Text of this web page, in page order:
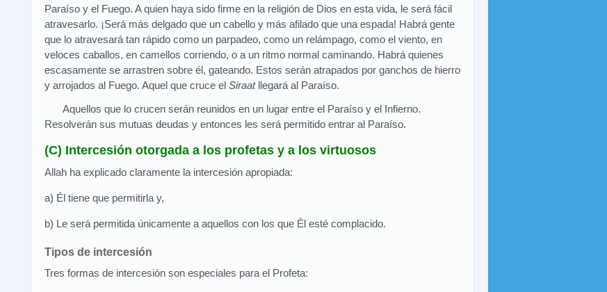
Paraíso y el Fuego. A quien haya sido firme en la religión de Dios en esta vida, le será fácil
atravesarlo. ¡Será más delgado que un cabello y más afilado que una espada! Habrá gente
que lo atravesará tan rápido como un parpadeo, como un relámpago, como el viento, en
veloces caballos, en camellos corriendo, o a un ritmo normal caminando. Habrá quienes
escasamente se arrastren sobre él, gateando. Estos serán atrapados por ganchos de hierro
y arrojados al Fuego. Aquel que cruce el Siraatllegará al Paraíso.
Aquellos que lo crucen serán reunidos en un lugar entre el Paraíso y el Infierno.
Resolverán sus mutuas deudas y entonces les será permitido entrar al Paraíso.
(C) Intercesión otorgada a los profetas y a los virtuosos
Allah ha explicado claramente la intercesión apropiada:
a) Él tiene que permitirla y,
b) Le será permitida únicamente a aquellos con los que Él esté complacido.
Tipos de intercesión
Tres formas de intercesión son especiales para el Profeta: